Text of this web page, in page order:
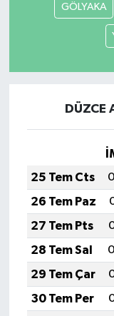
GÖLYAKA
DÜZCE
25 Tem Cts
26 Tem Paz
27 Tem Pts
28 Tem Sal
29 Tem Çar
30 Tem Per